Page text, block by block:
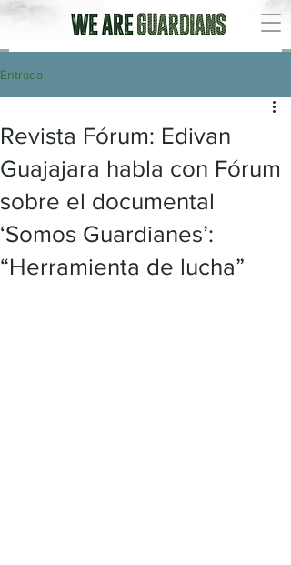
Entrada
Revista Fórum: Edivan
Guajajara habla con Fórum
sobre el documental
‘Somos Guardianes’:
“Herramienta de lucha”